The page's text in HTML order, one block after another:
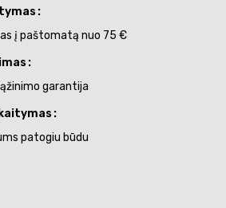
į paštomatą nuo 75 €
garantija
patogiu būdu